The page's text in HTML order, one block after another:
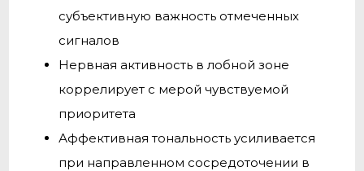
субъективную важность отмеченных
сигналов
Нервная активность в лобной зоне
коррелирует с мерой чувствуемой
приоритета
Аффективная тональность усиливается
при направленном сосредоточении в